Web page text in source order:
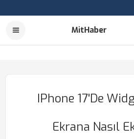
MitHaber
IPhone 17'de
Ekrana Nasıl